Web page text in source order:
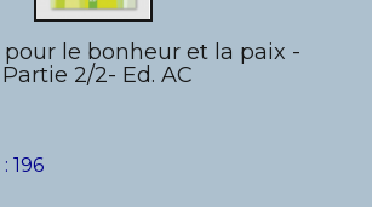
pour le bonheur et la paix -
2/2- Ed. AC
196